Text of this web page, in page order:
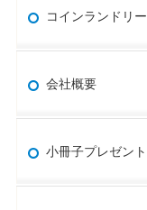
コインランドリ
会社概要
小冊子プレゼント